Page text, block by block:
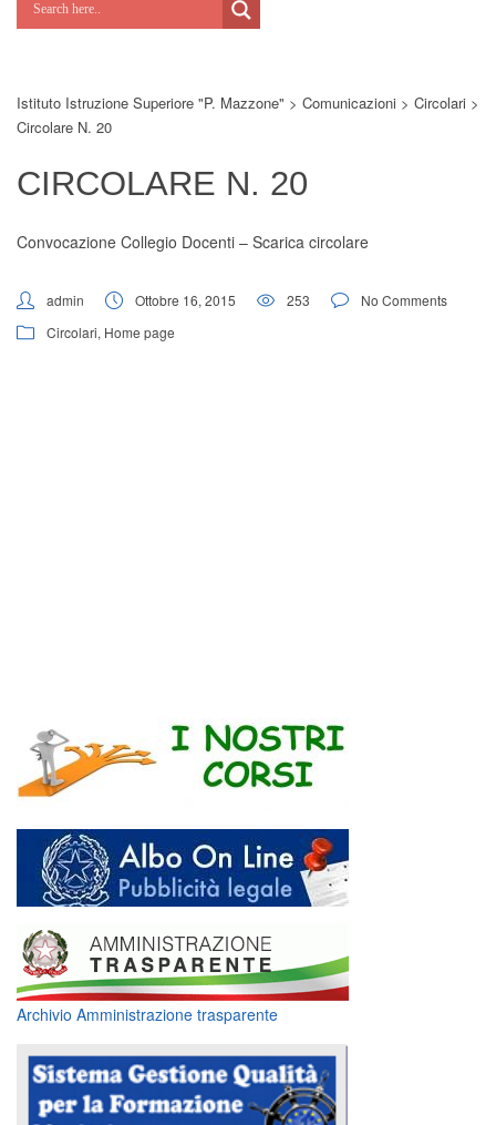
Lab Green
Potenziamoci
Istituto Istruzione Superiore "P. Mazzone" > Comunicazioni > Circolari >
Circolare N. 20
CIRCOLARE N. 20
Convocazione Collegio Docenti – Scarica circolare
admin Ottobre 16, 2015 253
No Comments
Circolari, Home page
Archivio Amministrazione trasparente